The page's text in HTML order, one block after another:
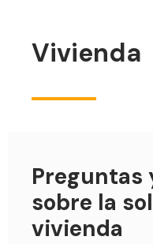
Vivienda
Preguntas
sobre la
vivienda